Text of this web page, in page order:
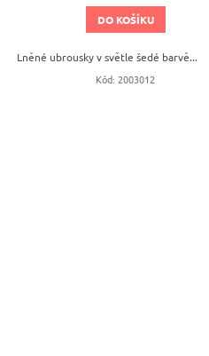
DO KOŠÍKU
Lněné ubrousky v světle šedé barvě...
Kód:2003012